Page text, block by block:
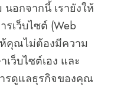
นอกจากนี้ เรายังให้
เว็บไซต์ (Web
ห้คุณไม่ต้องมีความ
เว็บไซต์เอง และ
รดูแลธุรกิจของคุณ